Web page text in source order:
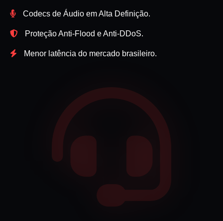
Codecs de Áudio em Alta Definição.
Proteção Anti-Flood e Anti-DDoS.
Menor latência do mercado brasileiro.